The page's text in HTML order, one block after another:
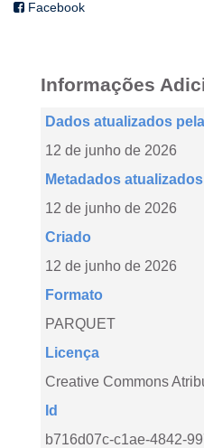
Facebook
Informações
Dados atualizados
12 de junho de 2026
Metadados
12 de junho de 2026
Criado
12 de junho de 2026
Formato
PARQUET
Licença
Creative Commons
Id
b716d07c-c1ae-4842-